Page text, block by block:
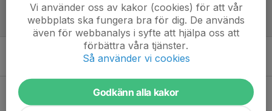
Inomhusträning för alla barngrupper
14 nov 2022 0
Virtuella biljetter
21 jun 2020 0
Start av fotbollsskola och nya lag!
Vi använder oss av kakor (cookies) för att vår
webbplats ska fungera bra för dig. De används
även för webbanalys i syfte att hjälpa oss att
förbättra våra tjänster.
Så använder vi cookies
Godkänn alla kakor